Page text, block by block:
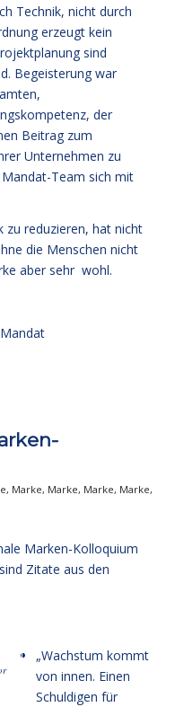
Technik, nicht durch
erzeugt kein
sind
Begeisterung war
der
Beitrag zum
Unternehmen zu
Team sich mit
zu reduzieren, hat nicht
die Menschen nicht
aber sehr wohl.
, Marke, Marke, Marke, Marke,
Marken-Kolloquium
Zitate aus den
„Wachstum kommt
von innen. Einen
Schuldigen für